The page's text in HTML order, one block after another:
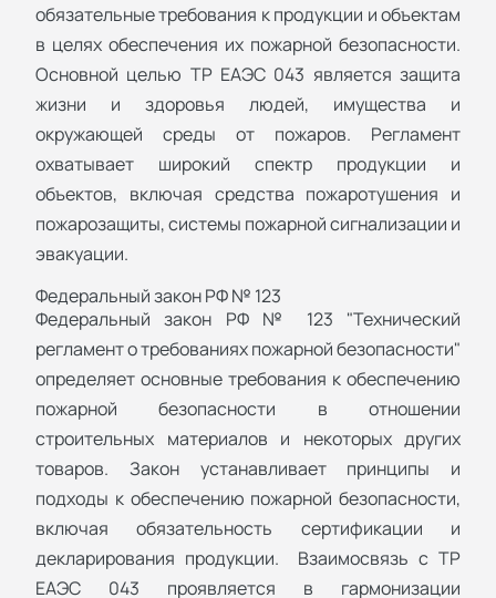
обязательные требования к продукции и объектам
в целях обеспечения их пожарной безопасности.
Основной целью ТР ЕАЭС 043 является защита
жизни и здоровья людей, имущества и
окружающей среды от пожаров. Регламент
охватывает широкий спектр продукции и
объектов, включая средства пожаротушения и
пожарозащиты, системы пожарной сигнализации и
эвакуации.
Федеральный закон РФ № 123
Федеральный закон РФ № 123 "Технический
регламент о требованиях пожарной безопасности"
определяет основные требования к обеспечению
пожарной безопасности в отношении
строительных материалов и некоторых других
товаров. Закон устанавливает принципы и
подходы к обеспечению пожарной безопасности,
включая обязательность сертификации и
декларирования продукции. Взаимосвязь с ТР
ЕАЭС 043 проявляется в гармонизации